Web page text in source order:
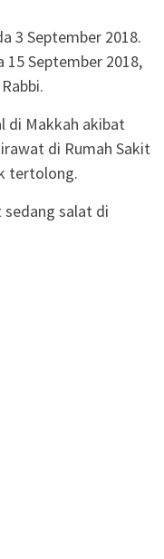
3 September 2018.
15 September 2018,
di Makkah akibat
di Rumah Sakit
tertolong.
salat di